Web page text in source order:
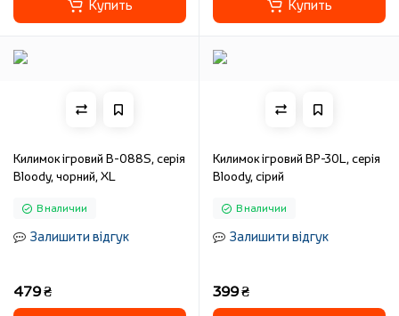
Купить Купить
Килимок ігровий B-088S, серія
Bloody, чорний, XL
В наличии
Залишити відгук
479 ₴
Килимок ігровий BP-30L, серія
Bloody, сірий
В наличии
Залишити відгук
399 ₴